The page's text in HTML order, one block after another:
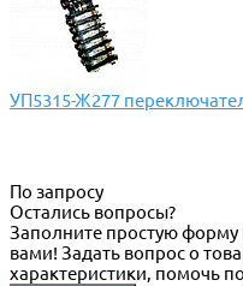
УП5315-Ж277
По запросу
Остались вопросы?
Заполните простую форму
вами! Задать вопрос о
характеристики, помочь